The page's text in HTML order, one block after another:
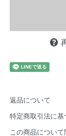
返品について
特定商取引法に
この商品につい